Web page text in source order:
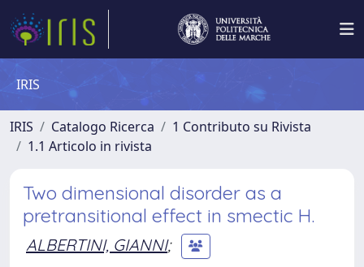
IRIS
IRIS Catalogo Ricerca
1 Contributo su Rivista
1.1 Articolo in rivista
Two dimensional disorder as a
pretransitional effect in smectic H.
ALBERTINI, GIANNI;